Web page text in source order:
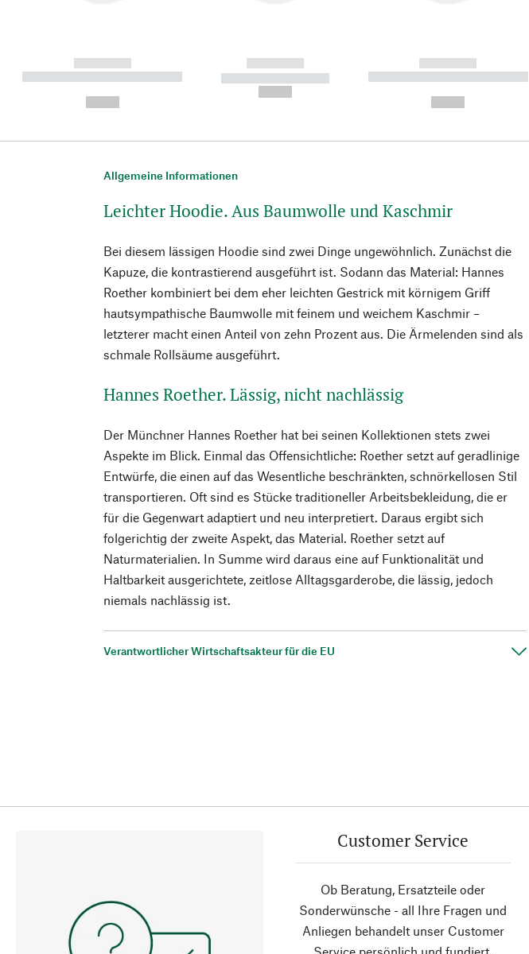
------------
----------- ----------- ----------
------------
----------- -----------
------------
----------- ----------- ----------
Allgemeine Informationen
Leichter Hoodie. Aus Baumwolle und Kaschmir
Bei diesem lässigen Hoodie sind zwei Dinge ungewöhnlich. Zunächst die
Kapuze, die kontrastierend ausgeführt ist. Sodann das Material: Hannes
Roether kombiniert bei dem eher leichten Gestrick mit körnigem Griff
hautsympathische Baumwolle mit feinem und weichem Kaschmir –
letzterer macht einen Anteil von zehn Prozent aus. Die Ärmelenden sind als
schmale Rollsäume ausgeführt.
Hannes Roether. Lässig, nicht nachlässig
Der Münchner Hannes Roether hat bei seinen Kollektionen stets zwei
Aspekte im Blick. Einmal das Offensichtliche: Roether setzt auf geradlinige
Entwürfe, die einen auf das Wesentliche beschränkten, schnörkellosen Stil
transportieren. Oft sind es Stücke traditioneller Arbeitsbekleidung, die er
für die Gegenwart adaptiert und neu interpretiert. Daraus ergibt sich
folgerichtig der zweite Aspekt, das Material. Roether setzt auf
Naturmaterialien. In Summe wird daraus eine auf Funktionalität und
Haltbarkeit ausgerichtete, zeitlose Alltagsgarderobe, die lässig, jedoch
niemals nachlässig ist.
Verantwortlicher Wirtschaftsakteur für die EU
Customer Service
Ob Beratung, Ersatzteile oder
Sonderwünsche - all Ihre Fragen und
Anliegen behandelt unser Customer